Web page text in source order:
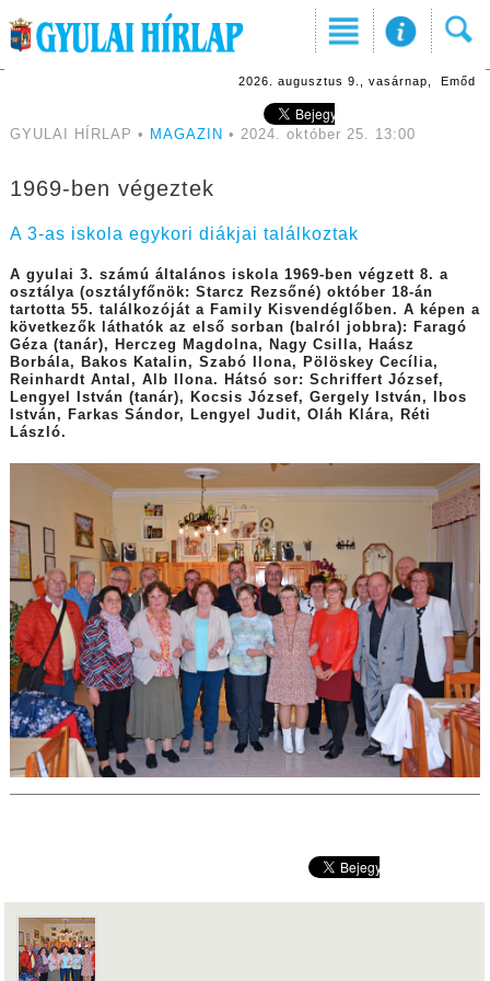
2026. augusztus 9., vasárnap, Emőd
GYULAI HÍRLAP • MAGAZIN • 2024. október 25. 13:00
1969-ben végeztek
A 3-as iskola egykori diákjai találkoztak
A gyulai 3. számú általános iskola 1969-ben végzett 8. a
osztálya (osztályfőnök: Starcz Rezsőné) október 18-án
tartotta 55. találkozóját a Family Kisvendéglőben. A képen a
következők láthatók az első sorban (balról jobbra): Faragó
Géza (tanár), Herczeg Magdolna, Nagy Csilla, Haász
Borbála, Bakos Katalin, Szabó Ilona, Pölöskey Cecília,
Reinhardt Antal, Alb Ilona. Hátsó sor: Schriffert József,
Lengyel István (tanár), Kocsis József, Gergely István, Ibos
István, Farkas Sándor, Lengyel Judit, Oláh Klára, Réti
László.